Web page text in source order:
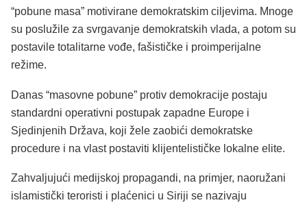
“pobune masa” motivirane demokratskim ciljevima. Mnoge
su poslužile za svrgavanje demokratskih vlada, a potom su
postavile totalitarne vođe, fašističke i proimperijalne
režime.
Danas “masovne pobune” protiv demokracije postaju
standardni operativni postupak zapadne Europe i
Sjedinjenih Država, koji žele zaobići demokratske
procedure i na vlast postaviti klijentelističke lokalne elite.
Zahvaljujući medijskoj propagandi, na primjer, naoružani
islamistički teroristi i plaćenici u Siriji se nazivaju